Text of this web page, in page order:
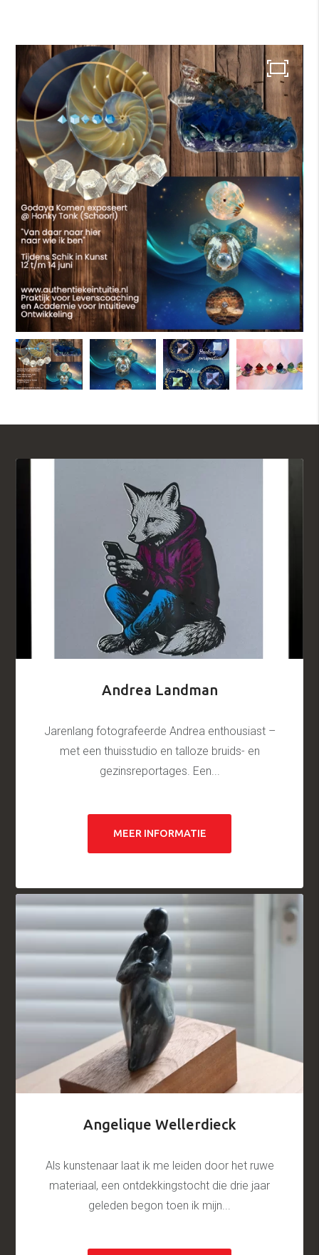
Andrea Landman
Jarenlang fotografeerde Andrea enthousiast –
met een thuisstudio en talloze bruids- en
gezinsreportages. Een...
MEER INFORMATIE
Angelique Wellerdieck
Als kunstenaar laat ik me leiden door het ruwe
materiaal, een ontdekkingstocht die drie jaar
geleden begon toen ik mijn...